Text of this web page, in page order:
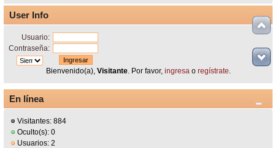
User Info
Usuario:
Contraseña:
Bienvenido(a), Visitante. Por favor, ingresao regístrate.
En línea
Visitantes: 884
Oculto(s): 0
Usuarios: 2